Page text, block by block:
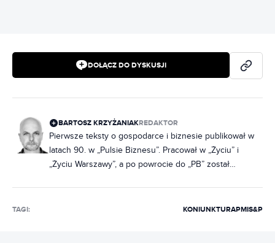
DOŁĄCZ DO DYSKUSJI
BARTOSZ KRZYŻANIAKREDAKTOR
Pierwsze teksty o gospodarce i biznesie publikował w
latach 90. w „Pulsie Biznesu”. Pracował w „Życiu” i
„Życiu Warszawy”, a po powrocie do „PB” został
„Uczę Nowocześnie”, organizował konferencje i
TAGI: KONIUNKTURAPMIS&P